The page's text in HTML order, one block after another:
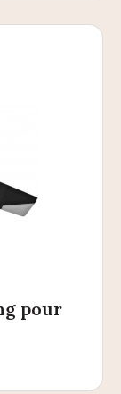
pour